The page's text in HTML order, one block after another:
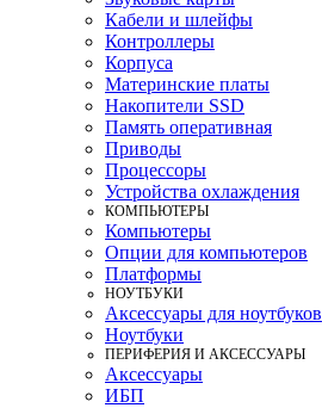
Кабели и шлейфы
Контроллеры
Корпуса
Материнские платы
Накопители SSD
Память оперативная
Приводы
Процессоры
Устройства охлаждения
КОМПЬЮТЕРЫ
Компьютеры
Опции для компьютеров
Платформы
НОУТБУКИ
Аксессуары для ноутбуков
Ноутбуки
ПЕРИФЕРИЯ И АКСЕССУАРЫ
Аксессуары
ИБП